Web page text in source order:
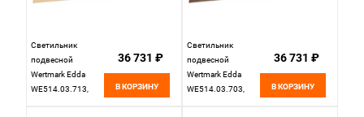
Светильник
подвесной
Wertmark Edda
WE514.03.713,
36 731 ₽
В КОРЗИНУ
Светильник
подвесной
Wertmark Edda
WE514.03.703,
36 731 ₽
В КОРЗИНУ